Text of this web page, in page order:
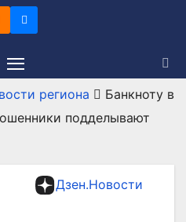
региона
Банкноту в
подделывают
Дзен.Новости